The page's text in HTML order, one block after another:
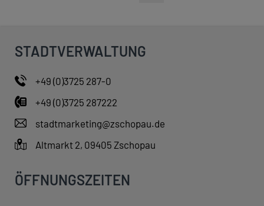
STADTVERWALTUNG
+49 (0)3725 287-0
+49 (0)3725 287222
stadtmarketing@zschopau.de
Altmarkt 2, 09405 Zschopau
ÖFFNUNGSZEITEN